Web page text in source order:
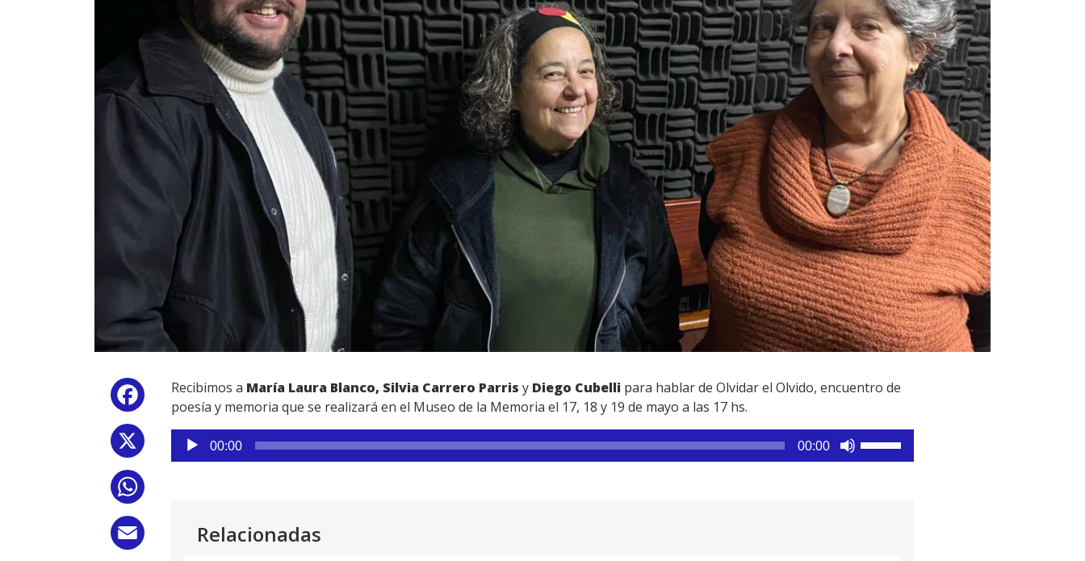
Facebook
Recibimos a María Laura Blanco, Silvia Carrero Parris y Diego Cubelli para hablar de Olvidar el Olvido, encuentro de
poesía y memoria que se realizará en el Museo de la Memoria el 17, 18 y 19 de mayo a las 17 hs.
Reproductor
de
00:00 00:00
Relacionadas